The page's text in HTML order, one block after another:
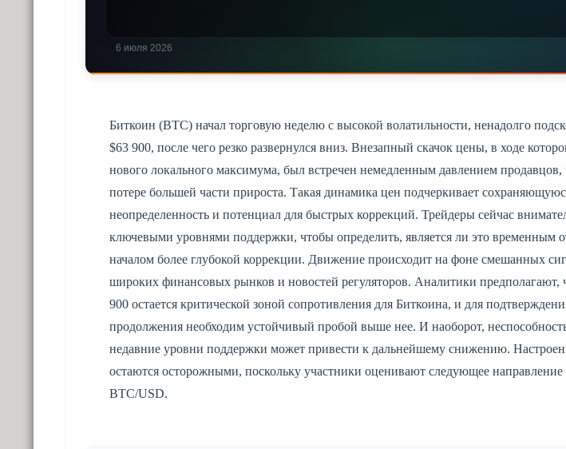
Биткоин (BTC) начал торговую неделю с высокой волатильности, ненадолго
$63 900, после чего резко развернулся вниз. Внезапный скачок цены, в ходе
нового локального максимума, был встречен немедленным давлением продавцов,
потере большей части прироста. Такая динамика цен подчеркивает
неопределенность и потенциал для быстрых коррекций. Трейдеры сейчас
ключевыми уровнями поддержки, чтобы определить, является ли это временным
началом более глубокой коррекции. Движение происходит на фоне смешанных
широких финансовых рынков и новостей регуляторов. Аналитики предполагают,
900 остается критической зоной сопротивления для Биткоина, и для
продолжения необходим устойчивый пробой выше нее. И наоборот,
недавние уровни поддержки может привести к дальнейшему снижению.
остаются осторожными, поскольку участники оценивают следующее
BTC/USD.